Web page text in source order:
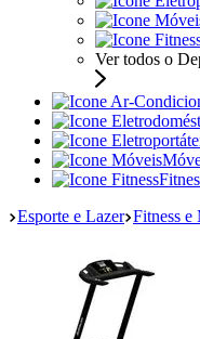
Ver todos o
Esporte e Lazer Fitness e